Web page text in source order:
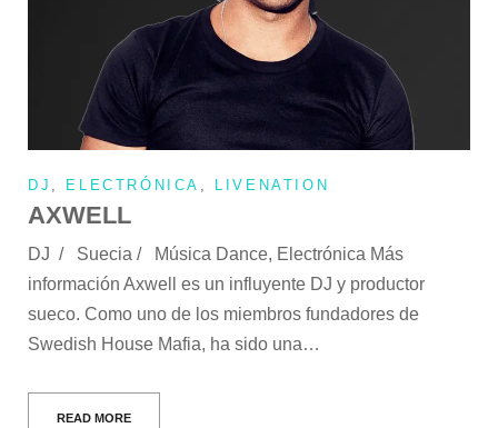
DJ , ELECTRÓNICA , LIVENATION
AXWELL
DJ / Suecia / Música Dance, Electrónica Más
información Axwell es un influyente DJ y productor
sueco. Como uno de los miembros fundadores de
Swedish House Mafia, ha sido una…
READ MORE